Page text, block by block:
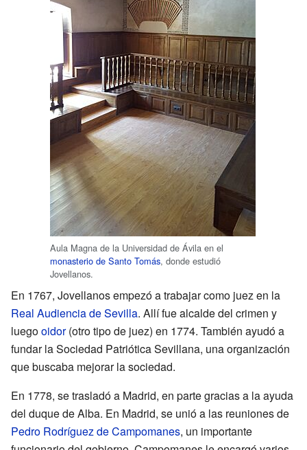
Aula Magna de la Universidad de Ávila en el
monasterio de Santo Tomás, donde estudió
Jovellanos.
En 1767, Jovellanos empezó a trabajar como juez en la
Real Audiencia de Sevilla. Allí fue alcalde del crimen y
luegooidor(otro tipo de juez) en 1774. También ayudó a
fundar la Sociedad Patriótica Sevillana, una organización
que buscaba mejorar la sociedad.
En 1778, se trasladó a Madrid, en parte gracias a la ayuda
del duque de Alba. En Madrid, se unió a las reuniones de
Pedro Rodríguez de Campomanes, un importante